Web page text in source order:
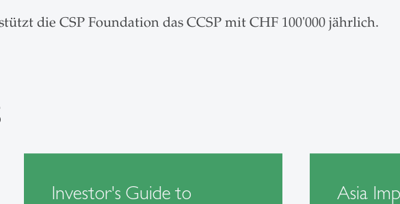
die CSP Foundation das CCSP mit CHF 100'000 jährlich.
Investor's Guide to
Asia